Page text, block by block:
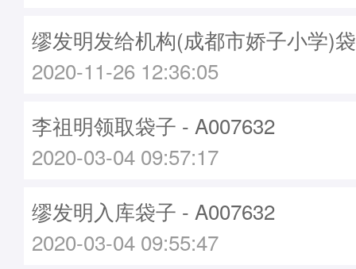
缪发明发给机构(成都市娇子小学)
2020-11-26 12:36:05
李祖明领取袋子 - A007632
2020-03-04 09:57:17
缪发明入库袋子 - A007632
2020-03-04 09:55:47